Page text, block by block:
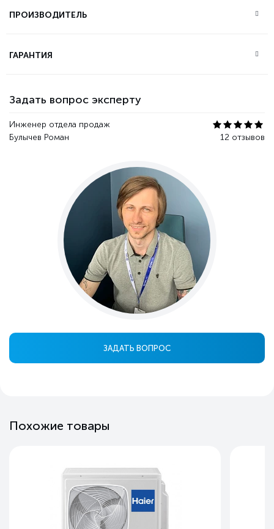
Задать вопрос эксперту
Инженер отдела продаж
Булычев Роман
12 отзывов
ЗАДАТЬ ВОПРОС
ПРОИЗВОДИТЕЛЬ
ГАРАНТИЯ
Похожие товары